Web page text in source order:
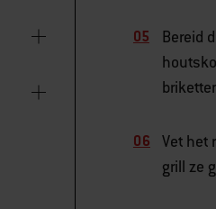
Bereid
Vet het
grill ze